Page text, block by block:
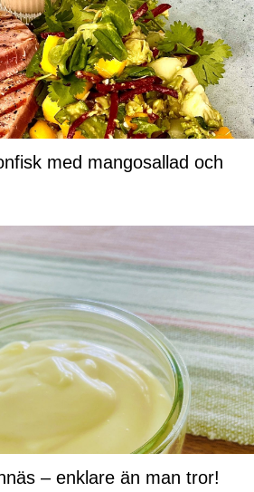
med mangosallad och
– enklare än man tror!